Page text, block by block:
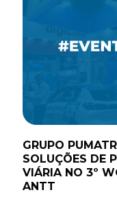
GRUPO
SOLUÇÕES DE
VIÁRIA NO 3º
ANTT